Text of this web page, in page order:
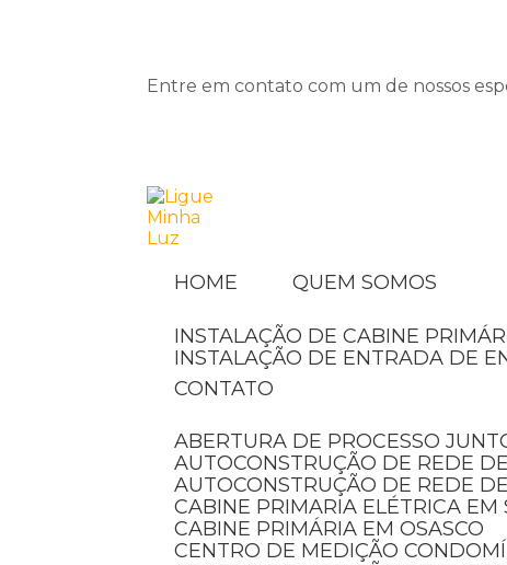
Entre em contato com um de nossos
HOME
QUEM SOMOS
INSTALAÇÃO DE CABINE
INSTALAÇÃO DE ENTRADA DE
CONTATO
ABERTURA DE PROCESSO
AUTOCONSTRUÇÃO DE REDE
AUTOCONSTRUÇÃO DE REDE
CABINE PRIMARIA ELÉTRICA EM
CABINE PRIMÁRIA EM OSASCO
CENTRO DE MEDIÇÃO